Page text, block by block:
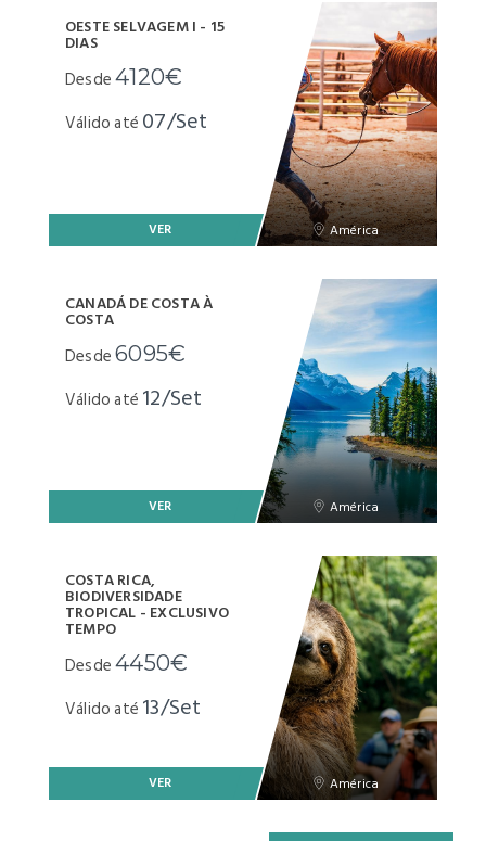
América
OESTE SELVAGEM I - 15
DIAS
Desde4120€
Válido até 07/Set
VER
América
CANADÁ DE COSTA À
COSTA
Desde6095€
Válido até 12/Set
VER
América
COSTA RICA,
BIODIVERSIDADE
TROPICAL - EXCLUSIVO
TEMPO
Desde4450€
Válido até 13/Set
VER